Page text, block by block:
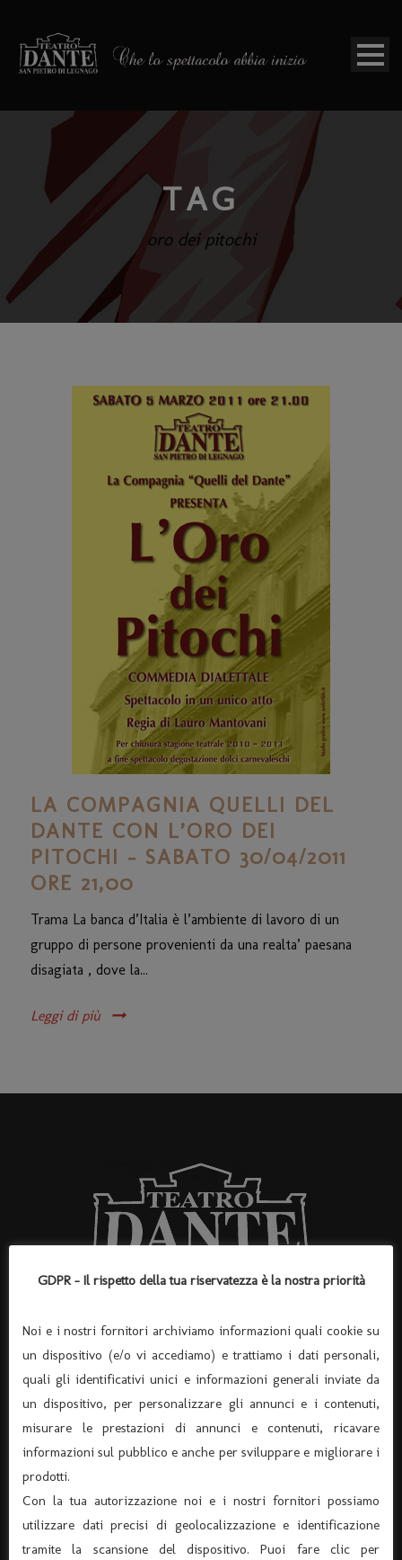
TAG
oro dei pitochi
LA COMPAGNIA QUELLI DEL
DANTE CON L’ORO DEI
PITOCHI – SABATO 30/04/2011
ORE 21,00
Trama La banca d’Italia è l’ambiente di lavoro di un
gruppo di persone provenienti da una realta’ paesana
disagiata , dove la...
Leggi di più
ASSOCIAZIONE “TEATRO DANTE” APS
(Associazione di Promozione Sociale, Iscrizione n°
Via Verona 8 – 37045 Legnago – (tel. 0442-25544)
C.F. 91015660235 - P.I. 03726920238
Codice univoco per fatturazione elettronica KRRH6B9
info@ilteatrodante.it
GDPR - Il rispetto della tua riservatezza è la nostra priorità
Noi e i nostri fornitori archiviamo informazioni quali cookie su
un dispositivo (e/o vi accediamo) e trattiamo i dati personali,
quali gli identificativi unici e informazioni generali inviate da
un dispositivo, per personalizzare gli annunci e i contenuti,
misurare le prestazioni di annunci e contenuti, ricavare
informazioni sul pubblico e anche per sviluppare e migliorare i
prodotti.
Con la tua autorizzazione noi e i nostri fornitori possiamo
utilizzare dati precisi di geolocalizzazione e identificazione
tramite la scansione del dispositivo. Puoi fare clic per